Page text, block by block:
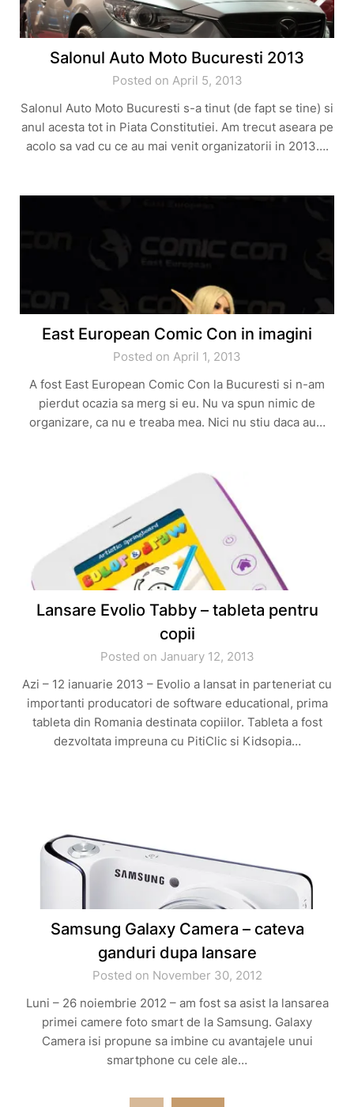
Salonul Auto Moto Bucuresti 2013
Posted on April 5, 2013
Salonul Auto Moto Bucuresti s-a tinut (de fapt se tine) si
anul acesta tot in Piata Constitutiei. Am trecut aseara pe
acolo sa vad cu ce au mai venit organizatorii in 2013….
East European Comic Con in imagini
Posted on April 1, 2013
A fost East European Comic Con la Bucuresti si n-am
pierdut ocazia sa merg si eu. Nu va spun nimic de
organizare, ca nu e treaba mea. Nici nu stiu daca au…
Lansare Evolio Tabby – tableta pentru
copii
Posted on January 12, 2013
Azi – 12 ianuarie 2013 – Evolio a lansat in parteneriat cu
importanti producatori de software educational, prima
tableta din Romania destinata copiilor. Tableta a fost
dezvoltata impreuna cu PitiClic si Kidsopia…
Samsung Galaxy Camera – cateva
ganduri dupa lansare
Posted on November 30, 2012
Luni – 26 noiembrie 2012 – am fost sa asist la lansarea
primei camere foto smart de la Samsung. Galaxy
Camera isi propune sa imbine cu avantajele unui
smartphone cu cele ale…